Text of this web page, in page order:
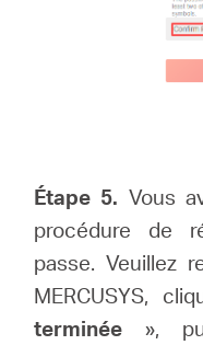
Étape 5. Vous
procédure de
passe. Veuillez
MERCUSYS,
terminée »,